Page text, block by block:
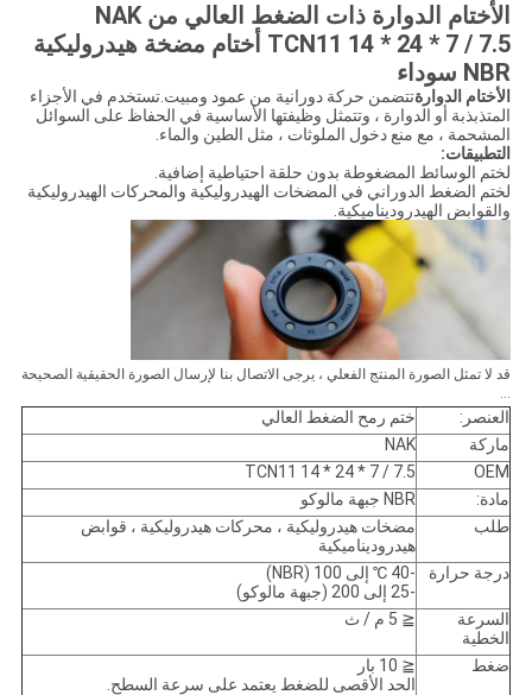
الأختام الدوارة ذات الضغط العالي من NAK
TCN11 14 * 24 * 7 / 7.5 أختام مضخة هيدروليكية
NBR سوداء
الأختام الدوارةتتضمن حركة دورانية من عمود ومبيت.تستخدم في الأجزاء
المتذبذبة أو الدوارة ، وتتمثل وظيفتها الأساسية في الحفاظ على السوائل
المشحمة ، مع منع دخول الملوثات ، مثل الطين والماء.
التطبيقات:
لختم الوسائط المضغوطة بدون حلقة احتياطية إضافية.
لختم الضغط الدوراني في المضخات الهيدروليكية والمحركات الهيدروليكية
والقوابض الهيدروديناميكية.
قد لا تمثل الصورة المنتج الفعلي ، يرجى الاتصال بنا لإرسال الصورة الحقيقية الصحيحة
العنصر:
ختم رمح الضغط العالي
ماركة
NAK
OEM
TCN11 14 * 24 * 7 / 7.5
مادة:
NBR جبهة مالوكو
طلب
مضخات هيدروليكية ، محركات هيدروليكية ، قوابض
هيدروديناميكية
درجة حرارة
-40 ℃ إلى 100 (NBR)
-25 إلى 200 (جبهة مالوكو)
السرعة
الخطية
≦ 5 م / ث
ضغط
≦ 10 بار
الحد الأقصى للضغط يعتمد على سرعة السطح.